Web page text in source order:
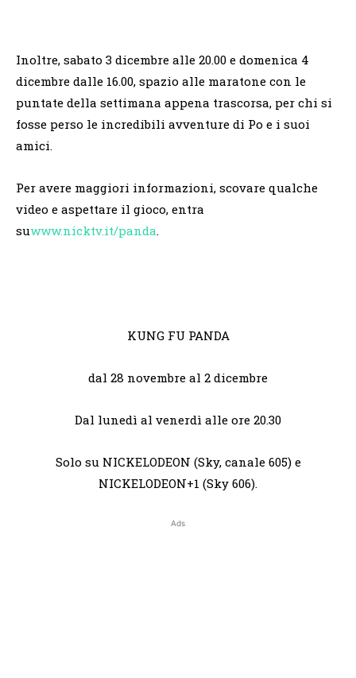
Inoltre, sabato 3 dicembre alle 20.00 e domenica 4
dicembre dalle 16.00, spazio alle maratone con le
puntate della settimana appena trascorsa, per chi si
fosse perso le incredibili avventure di Po e i suoi
amici.
Per avere maggiori informazioni, scovare qualche
video e aspettare il gioco, entra
suwww.nicktv.it/panda.
KUNG FU PANDA
dal 28 novembre al 2 dicembre
Dal lunedì al venerdì alle ore 20.30
Solo su NICKELODEON (Sky, canale 605) e
NICKELODEON+1 (Sky 606).
Ads